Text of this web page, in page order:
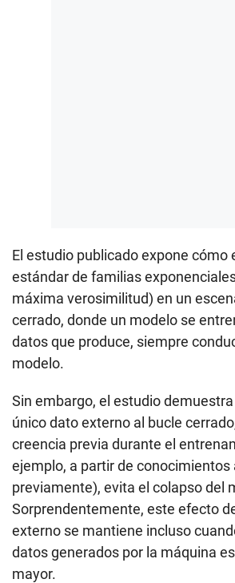
El estudio publicado expone cómo
estándar de familias
máxima verosimilitud) en un
cerrado, donde un modelo se
datos que produce, siempre
modelo.
Sin embargo, el estudio
único dato externo al bucle
creencia previa durante el
ejemplo, a partir de conocimientos
previamente), evita el colapso del
Sorprendentemente, este efecto
externo se mantiene incluso
datos generados por la máquina
mayor.